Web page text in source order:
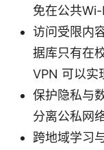
免在公共Wi-
访问受限内
据库只有在
VPN 可以实
保护隐私与
分离公私网
跨地域学习